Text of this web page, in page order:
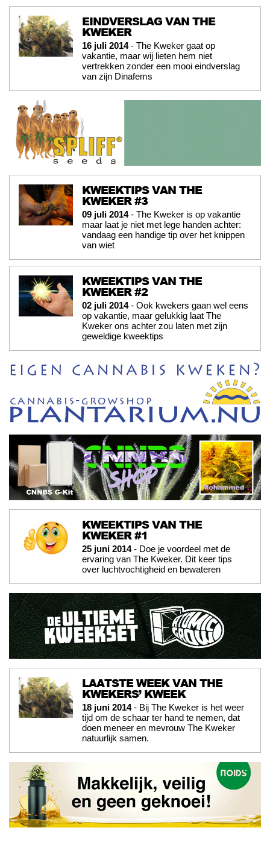
EINDVERSLAG VAN THE
KWEKER
16 juli 2014- The Kweker gaat op
vakantie, maar wij lieten hem niet
vertrekken zonder een mooi eindverslag
van zijn Dinafems
KWEEKTIPS VAN THE
KWEKER #3
09 juli 2014- The Kweker is op vakantie
maar laat je niet met lege handen achter:
vandaag een handige tip over het knippen
van wiet
KWEEKTIPS VAN THE
KWEKER #2
02 juli 2014- Ook kwekers gaan wel eens
op vakantie, maar gelukkig laat The
Kweker ons achter zou laten met zijn
geweldige kweektips
KWEEKTIPS VAN THE
KWEKER #1
25 juni 2014- Doe je voordeel met de
ervaring van The Kweker. Dit keer tips
over luchtvochtigheid en bewateren
LAATSTE WEEK VAN THE
KWEKERS’ KWEEK
18 juni 2014- Bij The Kweker is het weer
tijd om de schaar ter hand te nemen, dat
doen meneer en mevrouw The Kweker
natuurlijk samen.